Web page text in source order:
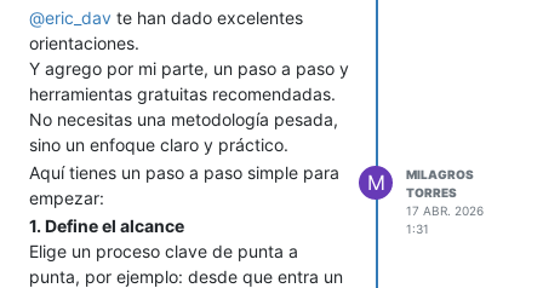
Lo pueden lograr realizando un análisis
del consumo diario o semanal, y se
planifica la compra de acuerdo a esos
datos.
En la panadería se puede apoyar con la
tecnología para tener control de lo que
realmente necesitan. Con un software
de gestión (como un ERP o incluso hojas
de cálculo avanzadas) se pueden
automatizar cálculos y generar alertas
para realizar pedidos en el momento
@eric_dav te han dado excelentes
orientaciones.
Y agrego por mi parte, un paso a paso y
herramientas gratuitas recomendadas.
No necesitas una metodología pesada,
sino un enfoque claro y práctico.
Aquí tienes un paso a paso simple para
empezar:
1. Define el alcance
Elige un proceso clave de punta a
punta, por ejemplo: desde que entra un
M
MILAGROS
TORRES
17 ABR. 2026
1:31